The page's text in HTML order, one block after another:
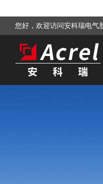
您好，欢迎访问安科瑞电气